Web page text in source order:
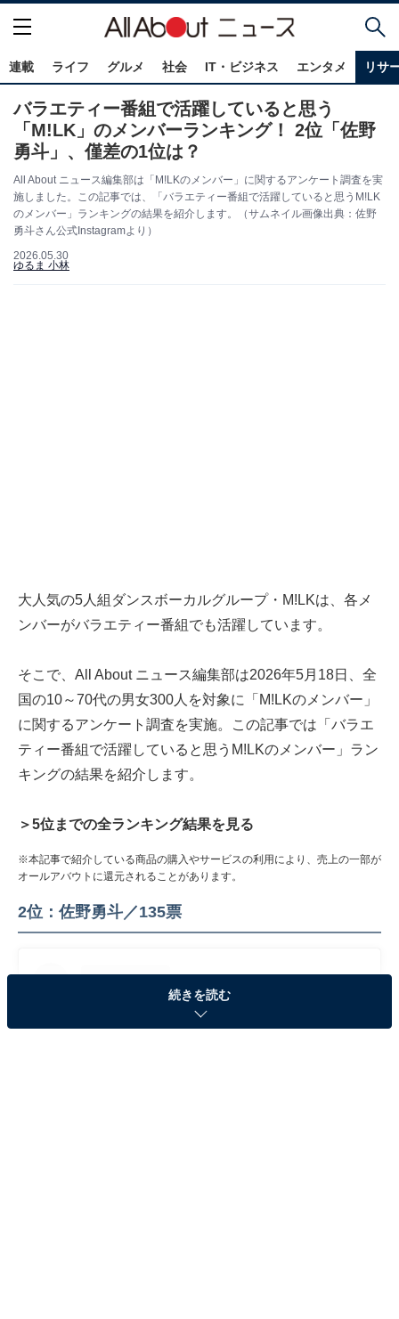
連載 ライフ グルメ 社会 IT・ビジネス エンタメ リサ
バラエティー番組で活躍していると思う
「M!LK」のメンバーランキング！ 2位「佐野
勇斗」、僅差の1位は？
All About ニュース編集部は「M!LKのメンバー」に関するアンケート調査を実
施しました。この記事では、「バラエティー番組で活躍していると思うM!LK
のメンバー」ランキングの結果を紹介します。（サムネイル画像出典：佐野
勇斗さん公式Instagramより）
2026.05.30
ゆるま 小林
大人気の5人組ダンスボーカルグループ・M!LKは、各メ
ンバーがバラエティー番組でも活躍しています。
そこで、All About ニュース編集部は2026年5月18日、全
国の10～70代の男女300人を対象に「M!LKのメンバー」
に関するアンケート調査を実施。この記事では「バラエ
ティー番組で活躍していると思うM!LKのメンバー」ラン
キングの結果を紹介します。
＞5位までの全ランキング結果を見る
※本記事で紹介している商品の購入やサービスの利用により、売上の一部が
オールアバウトに還元されることがあります。
2位：佐野勇斗／135票
続きを読む